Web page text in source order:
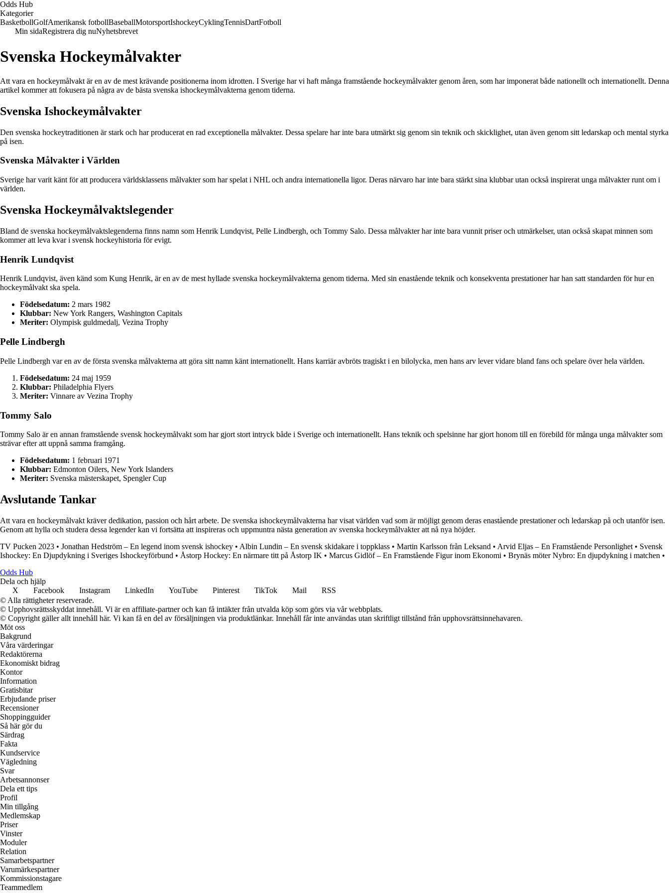
Odds Hub
Kategorier
BasketbollGolfAmerikansk fotbollBaseballMotorsportIshockeyCyklingTennisDartFotboll
Min sidaRegistrera dig nuNyhetsbrevet
Svenska Hockeymålvakter
Att vara en hockeymålvakt är en av de mest krävande positionerna inom idrotten. I Sverige har vi haft många framstående hockeymålvakter genom åren, som har imponerat både nationellt och internationellt. Denna
artikel kommer att fokusera på några av de bästa svenska ishockeymålvakterna genom tiderna.
Svenska Ishockeymålvakter
Den svenska hockeytraditionen är stark och har producerat en rad exceptionella målvakter. Dessa spelare har inte bara utmärkt sig genom sin teknik och skicklighet, utan även genom sitt ledarskap och mental styrka
på isen.
Svenska Målvakter i Världen
Sverige har varit känt för att producera världsklassens målvakter som har spelat i NHL och andra internationella ligor. Deras närvaro har inte bara stärkt sina klubbar utan också inspirerat unga målvakter runt om i
världen.
Svenska Hockeymålvaktslegender
Bland de svenska hockeymålvaktslegenderna finns namn som Henrik Lundqvist, Pelle Lindbergh, och Tommy Salo. Dessa målvakter har inte bara vunnit priser och utmärkelser, utan också skapat minnen som
kommer att leva kvar i svensk hockeyhistoria för evigt.
Henrik Lundqvist
Henrik Lundqvist, även känd som Kung Henrik, är en av de mest hyllade svenska hockeymålvakterna genom tiderna. Med sin enastående teknik och konsekventa prestationer har han satt standarden för hur en
hockeymålvakt ska spela.
Födelsedatum: 2 mars 1982
Klubbar: New York Rangers, Washington Capitals
Meriter: Olympisk guldmedalj, Vezina Trophy
Pelle Lindbergh
Pelle Lindbergh var en av de första svenska målvakterna att göra sitt namn känt internationellt. Hans karriär avbröts tragiskt i en bilolycka, men hans arv lever vidare bland fans och spelare över hela världen.
Födelsedatum: 24 maj 1959
Klubbar: Philadelphia Flyers
Meriter: Vinnare av Vezina Trophy
Tommy Salo
Tommy Salo är en annan framstående svensk hockeymålvakt som har gjort stort intryck både i Sverige och internationellt. Hans teknik och spelsinne har gjort honom till en förebild för många unga målvakter som
strävar efter att uppnå samma framgång.
Födelsedatum: 1 februari 1971
Klubbar: Edmonton Oilers, New York Islanders
Meriter: Svenska mästerskapet, Spengler Cup
Avslutande Tankar
Att vara en hockeymålvakt kräver dedikation, passion och hårt arbete. De svenska ishockeymålvakterna har visat världen vad som är möjligt genom deras enastående prestationer och ledarskap på och utanför isen.
Genom att hylla och studera dessa legender kan vi fortsätta att inspireras och uppmuntra nästa generation av svenska hockeymålvakter att nå nya höjder.
TV Pucken 2023 • Jonathan Hedström – En legend inom svensk ishockey • Albin Lundin – En svensk skidakare i toppklass • Martin Karlsson från Leksand • Arvid Eljas – En Framstående Personlighet • Svensk
Ishockey: En Djupdykning i Sveriges Ishockeyförbund • Åstorp Hockey: En närmare titt på Åstorp IK • Marcus Gidlöf – En Framstående Figur inom Ekonomi • Brynäs möter Nybro: En djupdykning i matchen •
Odds Hub
Dela och hjälp
X
Facebook Instagram LinkedIn YouTube Pinterest TikTok Mail
RSS
© Alla rättigheter reserverade.
© Upphovsrättsskyddat innehåll. Vi är en affiliate-partner och kan få intäkter från utvalda köp som görs via vår webbplats.
© Copyright gäller allt innehåll här. Vi kan få en del av försäljningen via produktlänkar. Innehåll får inte användas utan skriftligt tillstånd från upphovsrättsinnehavaren.
Möt oss
Bakgrund
Våra värderingar
Redaktörerna
Ekonomiskt bidrag
Kontor
Information
Gratisbitar
Erbjudande priser
Recensioner
Shoppingguider
Så här gör du
Särdrag
Fakta
Kundservice
Vägledning
Svar
Arbetsannonser
Dela ett tips
Profil
Min tillgång
Medlemskap
Priser
Vinster
Moduler
Relation
Samarbetspartner
Varumärkespartner
Kommissionstagare
Teammedlem